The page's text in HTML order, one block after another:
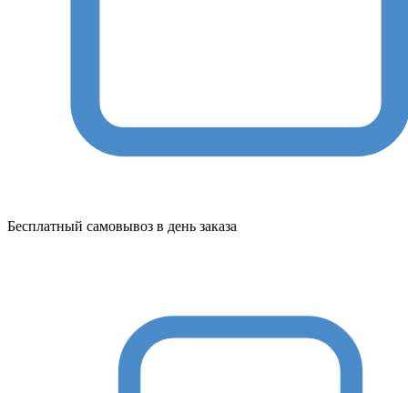
Бесплатный самовывоз в день заказа